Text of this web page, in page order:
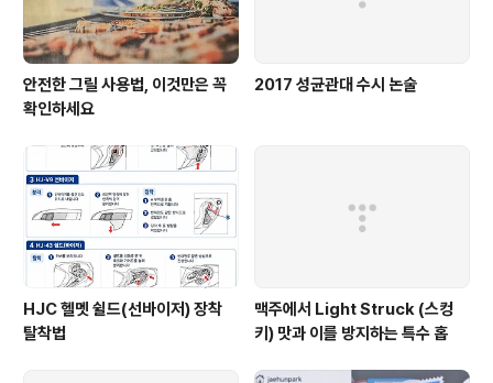
안전한 그릴 사용법, 이것만은 꼭
확인하세요
2017 성균관대 수시 논술
HJC 헬멧 쉴드(선바이저) 장착
탈착법
맥주에서 Light Struck (스컹
키) 맛과 이를 방지하는 특수 홉